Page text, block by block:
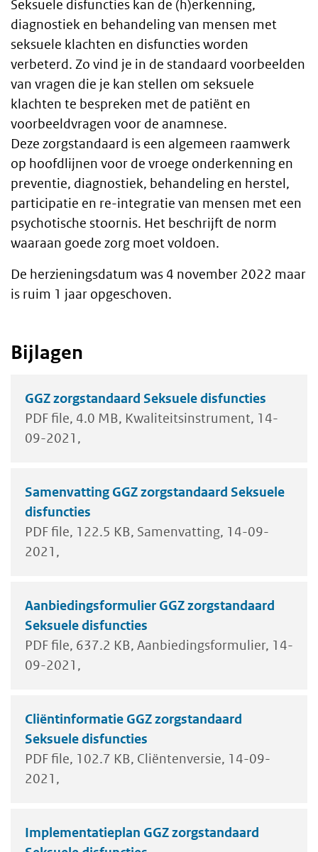
Seksuele disfuncties kan de (h)erkenning,
diagnostiek en behandeling van mensen met
seksuele klachten en disfuncties worden
verbeterd. Zo vind je in de standaard voorbeelden
van vragen die je kan stellen om seksuele
klachten te bespreken met de patiënt en
voorbeeldvragen voor de anamnese.
Deze zorgstandaard is een algemeen raamwerk
op hoofdlijnen voor de vroege onderkenning en
preventie, diagnostiek, behandeling en herstel,
participatie en re-integratie van mensen met een
psychotische stoornis. Het beschrijft de norm
waaraan goede zorg moet voldoen.
De herzieningsdatum was 4 november 2022 maar
is ruim 1 jaar opgeschoven.
Bijlagen
GGZ zorgstandaard Seksuele disfuncties
PDF file 4.0 MB Kwaliteitsinstrument 14-
09-2021
Samenvatting GGZ zorgstandaard Seksuele
disfuncties
PDF file 122.5 KB Samenvatting 14-09-
2021
Aanbiedingsformulier GGZ zorgstandaard
Seksuele disfuncties
PDF file 637.2 KB Aanbiedingsformulier 14-
09-2021
Cliëntinformatie GGZ zorgstandaard
Seksuele disfuncties
PDF file 102.7 KB Cliëntenversie 14-09-
2021
Implementatieplan GGZ zorgstandaard